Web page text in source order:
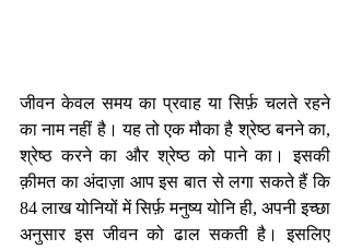
जीवन केवल समय का प्रवाह या सिर्फ़ चलते रहने
का नाम नहीं है। यह तो एक मौका है श्रेष्ठ बनने का,
श्रेष्ठ करने का और श्रेष्ठ को पाने का। इसकी
क़ीमत का अंदाज़ा आप इस बात से लगा सकते हैं कि
84 लाख योनियों में सिर्फ़ मनुष्य योनि ही, अपनी इच्छा
अनुसार इस जीवन को ढाल सकती है। इसलिए